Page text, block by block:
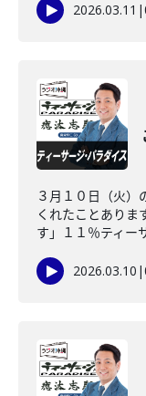
2026.03.11 |
３月１０日（火）
くれたことありま
す」１１％ティー
2026.03.10 |